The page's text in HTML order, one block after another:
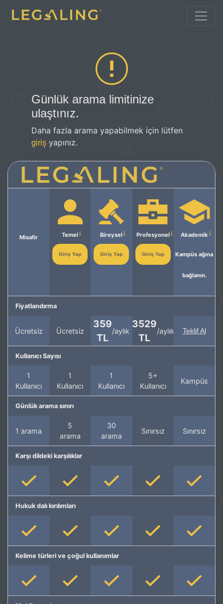
Günlük arama limitinize
ulaştınız.
Daha fazla arama yapabilmek için lütfen
giriş yapınız.
Misafir Temel
Giriş Yap
Bireysel
Giriş Yap
Profesyonel
Giriş Yap
Akademik
Kampüs ağına
bağlanın.
Fiyatlandırma
Ücretsiz Ücretsiz
359
TL
/aylık
3529
TL
/aylık Teklif Al
Kullanıcı Sayısı
1
Kullanıcı
1
Kullanıcı
1
Kullanıcı
5+
Kullanıcı
Kampüs
Günlük arama sınırı
1 arama
5
arama
30
arama
Sınırsız Sınırsız
Karşı dildeki karşılıklar
Hukuk dalı kırılımları
Kelime türleri ve çoğul kullanımlar